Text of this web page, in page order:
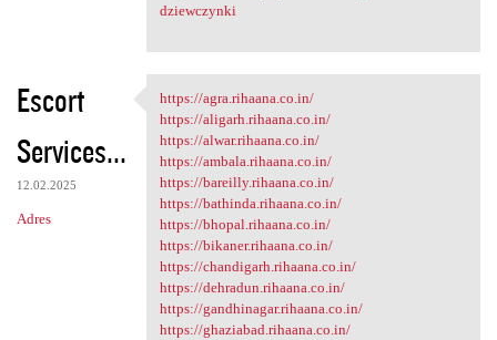
dziewczynki
Escort
Services...
12.02.2025
Adres
https://agra.rihaana.co.in/
https://agra.rihaana.co.in/
https://aligarh.rihaana.co.in/
https://alwar.rihaana.co.in/
https://ambala.rihaana.co.in/
https://bareilly.rihaana.co.in/
https://bathinda.rihaana.co.in/
https://bhopal.rihaana.co.in/
https://bikaner.rihaana.co.in/
https://chandigarh.rihaana.co.in/
https://dehradun.rihaana.co.in/
https://gandhinagar.rihaana.co.in/
https://ghaziabad.rihaana.co.in/